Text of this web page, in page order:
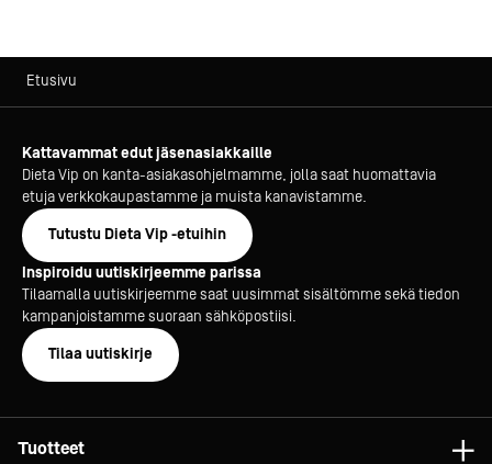
Etusivu
Kattavammat edut jäsenasiakkaille
Dieta Vip on kanta-asiakasohjelmamme, jolla saat huomattavia
etuja verkkokaupastamme ja muista kanavistamme.
Tutustu Dieta Vip -etuihin
Inspiroidu uutiskirjeemme parissa
Tilaamalla uutiskirjeemme saat uusimmat sisältömme sekä tiedon
kampanjoistamme suoraan sähköpostiisi.
Tilaa uutiskirje
Tuotteet